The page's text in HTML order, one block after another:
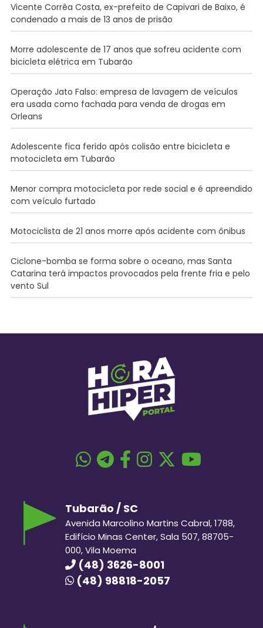
Vicente Corrêa Costa, ex-prefeito de Capivari de Baixo, é
condenado a mais de 13 anos de prisão
Morre adolescente de 17 anos que sofreu acidente com
bicicleta elétrica em Tubarão
Operação Jato Falso: empresa de lavagem de veículos
era usada como fachada para venda de drogas em
Orleans
Adolescente fica ferido após colisão entre bicicleta e
motocicleta em Tubarão
Menor compra motocicleta por rede social e é apreendido
com veículo furtado
Motociclista de 21 anos morre após acidente com ônibus
Ciclone-bomba se forma sobre o oceano, mas Santa
Catarina terá impactos provocados pela frente fria e pelo
vento Sul
Tubarão / SC
Avenida Marcolino Martins Cabral, 1788,
Edifício Minas Center, Sala 507, 88705-
000, Vila Moema
(48) 3626-8001
(48) 98818-2057